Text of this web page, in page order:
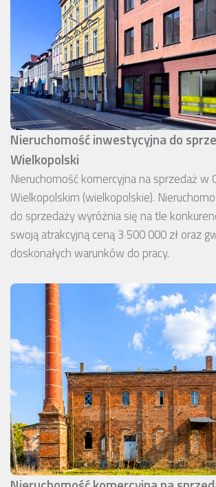
Nieruchomość inwestycyjna do
Wielkopolski
Nieruchomość komercyjna na sprzedaż w
Wielkopolskim (wielkopolskie).
do sprzedaży wyróżnia się na tle
swoją atrakcyjną ceną 3 500 000 zł oraz
doskonałych warunków do pracy.